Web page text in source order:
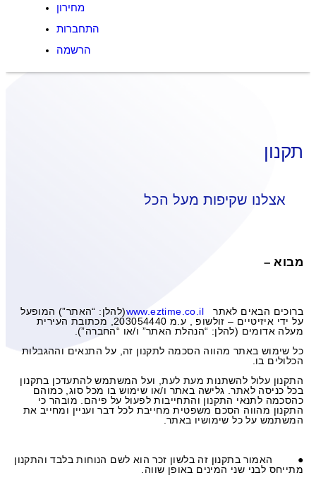
מחירון
התחברות
הרשמה
תקנון
אצלנו שקיפות מעל הכל
מבוא –
ברוכים הבאים לאתר www.eztime.co.il(להלן: “האתר”) המופעל
על ידי איזיטיים – זולשופ
, ע.מ 203054440, מכתובת העירית
מעלה אדומים (להלן: “הנהלת האתר” ו/או “החברה”).
כל שימוש באתר מהווה הסכמה לתקנון זה, על התנאים וההגבלות
הכלולים בו.
התקנון עלול להשתנות מעת לעת, ועל המשתמש להתעדכן בתקנון
בכל כניסה לאתר. גלישה באתר ו/או שימוש בו מכל סוג, כמוהם
כהסכמה לתנאי התקנון והתחייבות לפעול על פיהם. מובהר כי
התקנון מהווה הסכם משפטית מחייבת לכל דבר ועניין ומחייב את
המשתמש על כל שימושיו באתר.
● האמור בתקנון זה בלשון זכר הוא לשם הנוחות בלבד והתקנון
מתייחס לבני שני המינים באופן שווה.